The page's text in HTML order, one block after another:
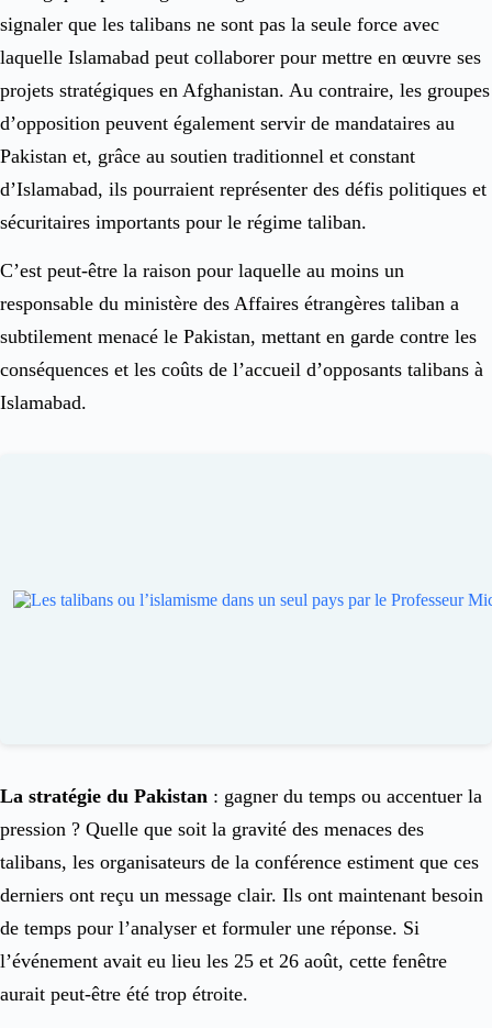
signaler que les talibans ne sont pas la seule force avec
laquelle Islamabad peut collaborer pour mettre en œuvre ses
projets stratégiques en Afghanistan. Au contraire, les groupes
d’opposition peuvent également servir de mandataires au
Pakistan et, grâce au soutien traditionnel et constant
d’Islamabad, ils pourraient représenter des défis politiques et
sécuritaires importants pour le régime taliban.
C’est peut-être la raison pour laquelle au moins un
responsable du ministère des Affaires étrangères taliban a
subtilement menacé le Pakistan, mettant en garde contre les
conséquences et les coûts de l’accueil d’opposants talibans à
Islamabad.
La stratégie du Pakistan : gagner du temps ou accentuer la
pression ? Quelle que soit la gravité des menaces des
talibans, les organisateurs de la conférence estiment que ces
derniers ont reçu un message clair. Ils ont maintenant besoin
de temps pour l’analyser et formuler une réponse. Si
l’événement avait eu lieu les 25 et 26 août, cette fenêtre
aurait peut-être été trop étroite.